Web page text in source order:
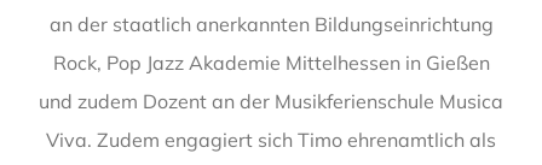
an der staatlich anerkannten Bildungseinrichtung
Rock, Pop Jazz Akademie Mittelhessen in Gießen
und zudem Dozent an der Musikferienschule Musica
Viva. Zudem engagiert sich Timo ehrenamtlich als